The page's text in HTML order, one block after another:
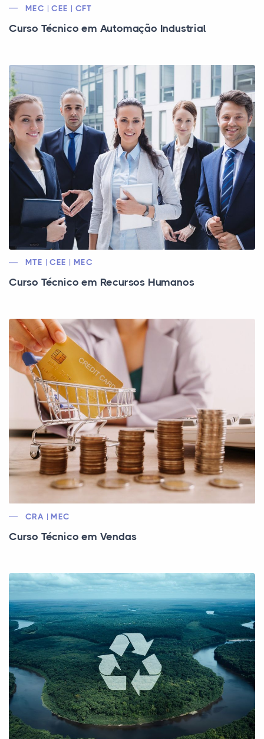
MEC | CEE | CFT
Curso Técnico em Automação Industrial
MTE | CEE | MEC
Curso Técnico em Recursos Humanos
CRA | MEC
Curso Técnico em Vendas